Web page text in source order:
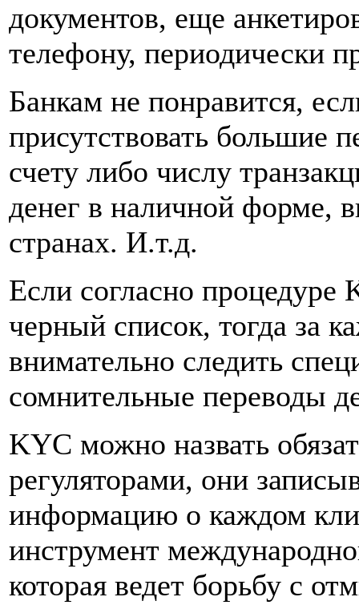
документов, еще
телефону, периодически
Банкам не понравится,
присутствовать большие
счету либо числу
денег в наличной форме,
странах. И.т.д.
Если согласно процедуре
черный список, тогда за
внимательно следить
сомнительные переводы
KYC можно назвать
регуляторами, они
информацию о каждом
инструмент
которая ведет борьбу с